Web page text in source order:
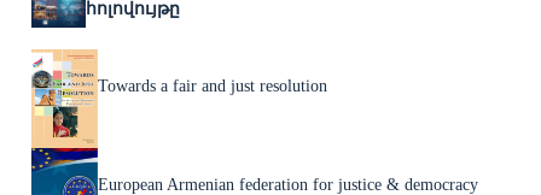
հոլովույթը
Towards a fair and just resolution
European Armenian federation for justice & democracy